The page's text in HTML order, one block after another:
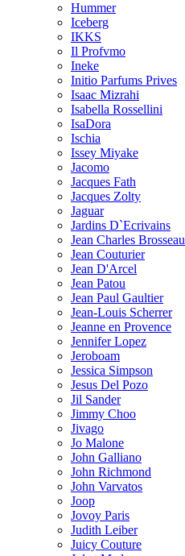
Hummer
Iceberg
IKKS
Il Profvmo
Ineke
Initio Parfums Prives
Isaac Mizrahi
Isabella Rossellini
IsaDora
Ischia
Issey Miyake
Jacomo
Jacques Fath
Jacques Zolty
Jaguar
Jardins D`Ecrivains
Jean Charles Brosseau
Jean Couturier
Jean D'Arcel
Jean Patou
Jean Paul Gaultier
Jean-Louis Scherrer
Jeanne en Provence
Jennifer Lopez
Jeroboam
Jessica Simpson
Jesus Del Pozo
Jil Sander
Jimmy Choo
Jivago
Jo Malone
John Galliano
John Richmond
John Varvatos
Joop
Jovoy Paris
Judith Leiber
Juicy Couture